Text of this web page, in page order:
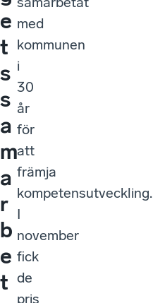
e
t
s
s
a
m
a
r
b
e
t
med
kommunen
i
30
år
för
att
främja
kompetensutveckling.
I
november
fick
de
pris